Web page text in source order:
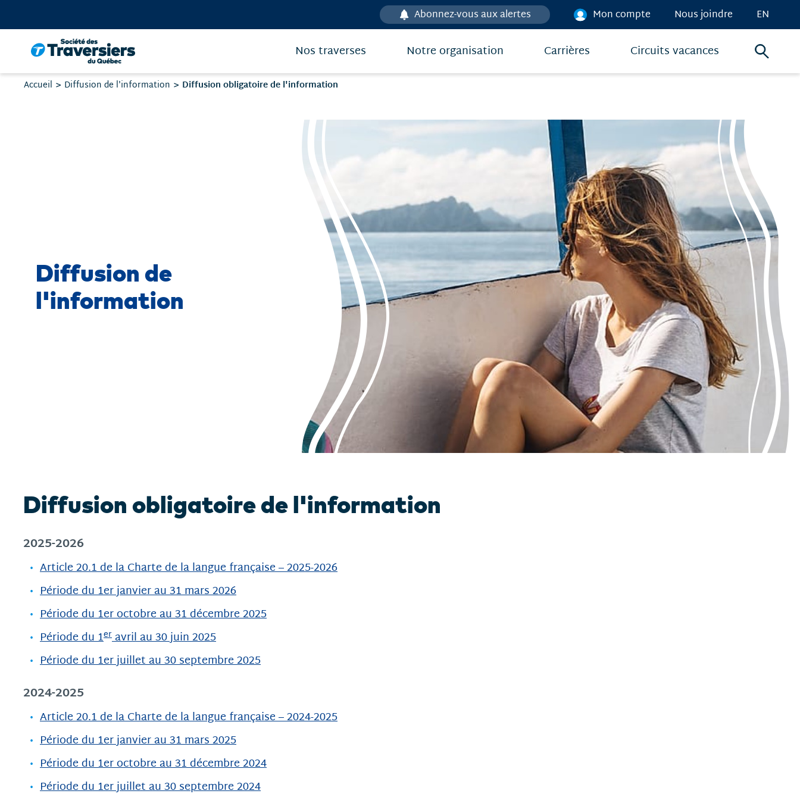
contenu
Abonnez-vous aux alertes Mon compte Nous joindre EN
Nos traverses Notre organisation Carrières
Circuits vacances
Vous
Accueil Diffusion de l'information Diffusion obligatoire de l'information
Diffusion de
l'information
Diffusion obligatoire de l'information
2025-2026
Article 20.1 de la Charte de la langue française – 2025-2026
Période du 1er janvier au 31 mars 2026
Période du 1er octobre au 31 décembre 2025
Période du 1eravril au 30 juin 2025
Période du 1er juillet au 30 septembre 2025
2024-2025
Article 20.1 de la Charte de la langue française – 2024-2025
Période du 1er janvier au 31 mars 2025
Période du 1er octobre au 31 décembre 2024
Période du 1er juillet au 30 septembre 2024